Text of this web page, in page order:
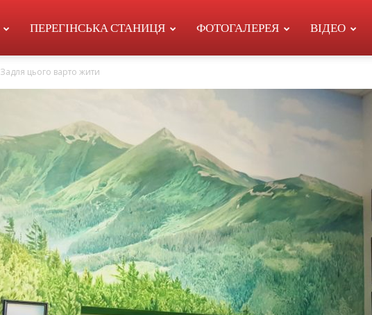
ПЕРЕГІНСЬКА СТАНИЦЯ ФОТОГАЛЕРЕЯ ВІДЕО
Задля цього варто жити